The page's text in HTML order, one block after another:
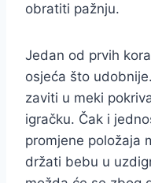
obratiti pažnju.
Jedan od prvih
osjeća što
zaviti u meki
igračku. Čak i
promjene položaja
držati bebu u